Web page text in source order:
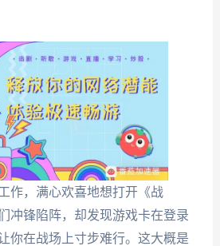
作，满心欢喜地想打开《战
冲锋陷阵，却发现游戏卡在登录
你在战场上寸步难行。这大概是